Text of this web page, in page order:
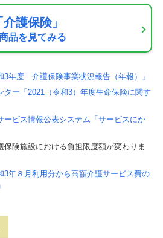
介護保険」
品を見てみる
3年度 介護保険事業状況報告（年報）」
ター「2021（令和3）年度生命保険に関す
ービス情報公表システム「サービスにか
険施設における負担限度額が変わりま
3年８月利用分から高額介護サービス費の